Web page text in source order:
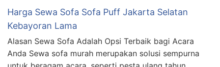
Harga Sewa Sofa Sofa Puff Jakarta Selatan
Kebayoran Lama
Alasan Sewa Sofa Adalah Opsi Terbaik bagi Acara
Anda Sewa sofa murah merupakan solusi sempurna